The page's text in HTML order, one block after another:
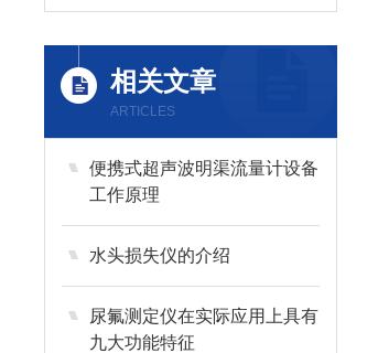
相关文章
ARTICLES
便携式超声波明渠流量计设备
工作原理
水头损失仪的介绍
尿氟测定仪在实际应用上具有
九大功能特征